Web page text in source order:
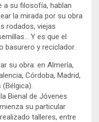
a su filosofía, hablan
la mirada por su obra
rodados, viejas
Y es que el
basurero y reciclador.
su obra: en Almería,
Córdoba, Madrid,
(Bélgica).
Bienal de Jóvenes
su particular
talleres, entre